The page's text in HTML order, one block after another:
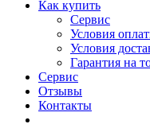
Как купить
Сервис
Условия
Условия
Гарантия на
Сервис
Отзывы
Контакты